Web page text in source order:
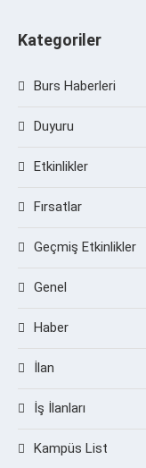
Kategoriler
Burs Haberleri
Duyuru
Etkinlikler
Fırsatlar
Geçmiş Etkinlikler
Genel
Haber
İlan
İş İlanları
Kampüs List